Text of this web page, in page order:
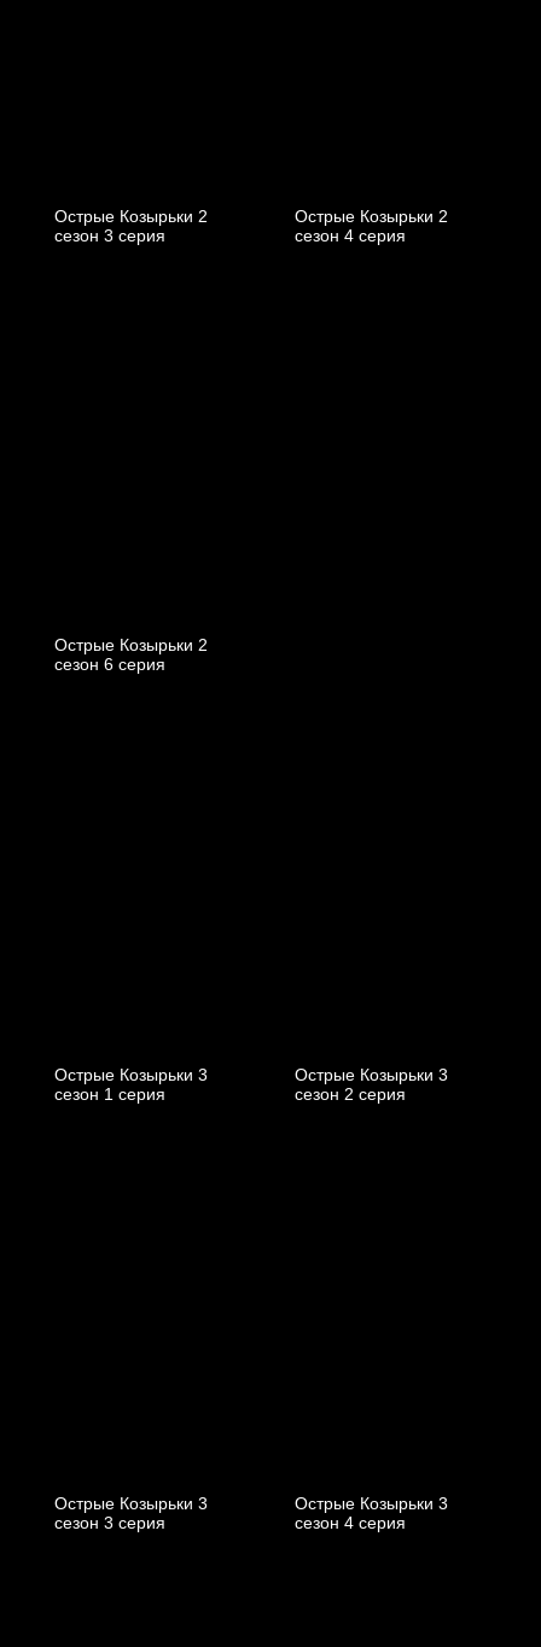
Острые Козырьки 2
cезон 3 cерия
Острые Козырьки 2
cезон 4 cерия
Острые Козырьки 2
cезон 6 cерия
Острые Козырьки 3
cезон 1 cерия
Острые Козырьки 3
cезон 2 cерия
Острые Козырьки 3
cезон 3 cерия
Острые Козырьки 3
cезон 4 cерия